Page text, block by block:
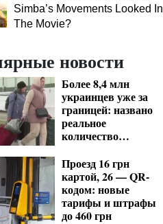
Simba’s Movements Looked In
The Movie?
новости
Более 8,4 млн
украинцев уже за
границей: названо
реальное
количество
Проезд 16 грн
картой, 26 — QR-
кодом: новые
тарифы и штрафы
до 460 грн